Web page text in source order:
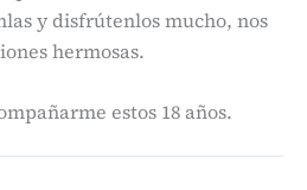
y disfrútenlos mucho, nos
hermosas.
estos 18 años.